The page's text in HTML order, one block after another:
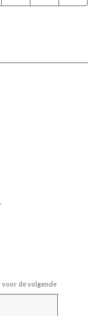
voor de volgende